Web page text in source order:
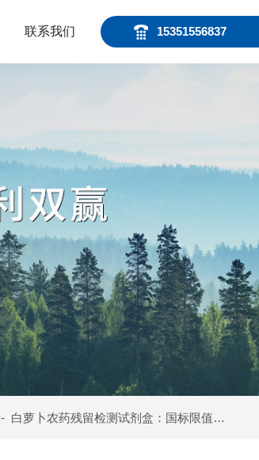
15351556837
联系我们
- 白萝卜农药残留检测试剂盒：国标限值、超标风险与快速检测方案